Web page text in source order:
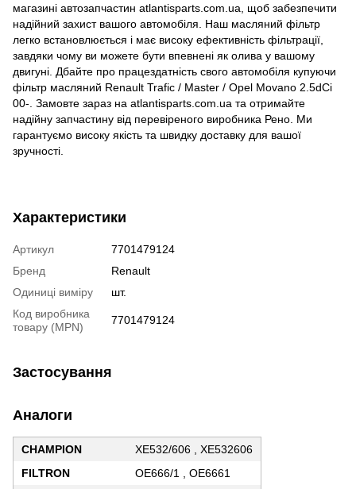
магазині автозапчастин atlantisparts.com.ua, щоб забезпечити
надійний захист вашого автомобіля. Наш масляний фільтр
легко встановлюється і має високу ефективність фільтрації,
завдяки чому ви можете бути впевнені як олива у вашому
двигуні. Дбайте про працездатність свого автомобіля купуючи
фільтр масляний Renault Trafic / Master / Opel Movano 2.5dCi
00-. Замовте зараз на atlantisparts.com.ua та отримайте
надійну запчастину від перевіреного виробника Рено. Ми
гарантуємо високу якість та швидку доставку для вашої
зручності.
Характеристики
Артикул
7701479124
Бренд
Renault
Одиниці виміру
шт.
Код виробника
товару (MPN)
7701479124
Застосування
Аналоги
CHAMPION
XE532/606 , XE532606
FILTRON
OE666/1 , OE6661